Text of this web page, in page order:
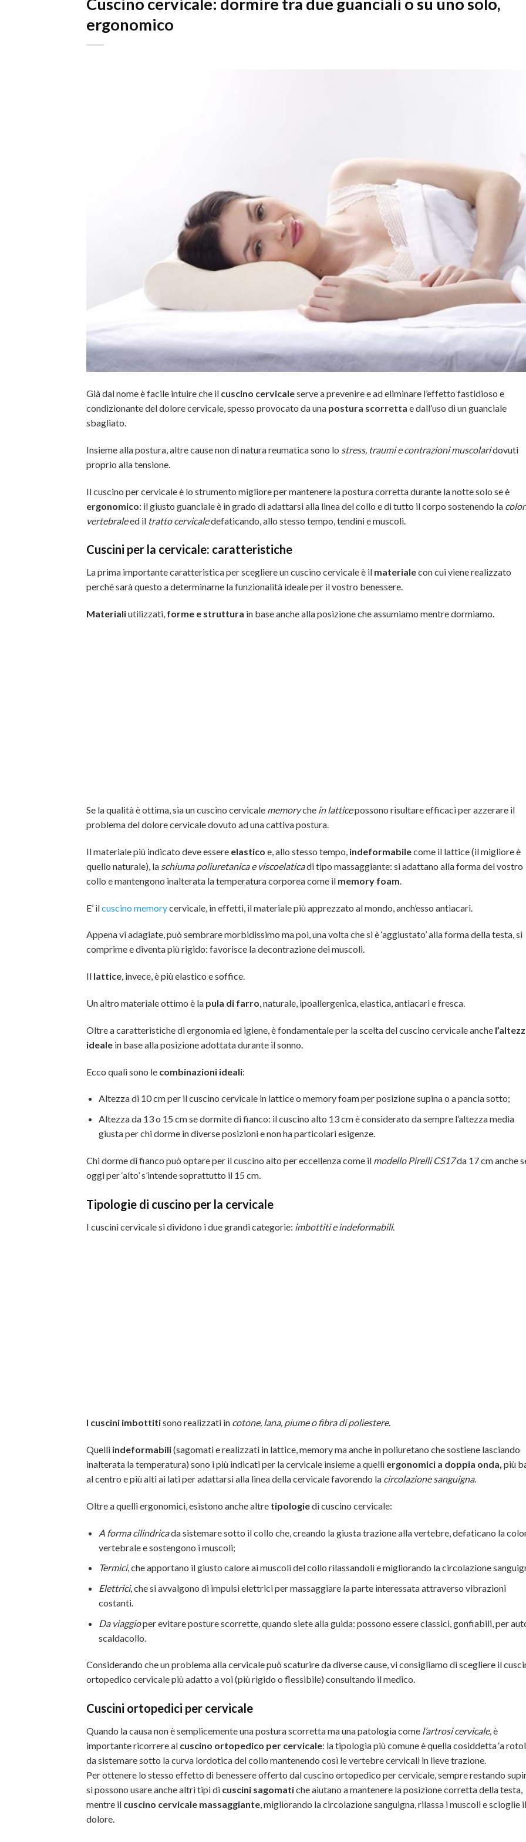
ergonomico
Già dal nome è facile intuire che il cuscino cervicaleserve a prevenire e ad eliminare l’effetto fastidioso e
condizionante del dolore cervicale, spesso provocato da una postura scorretta e dall’uso di un guanciale
sbagliato.
Insieme alla postura, altre cause non di natura reumatica sono lo stress, traumi e contrazioni muscolaridovuti
proprio alla tensione.
Il cuscino per cervicale è lo strumento migliore per mantenere la postura corretta durante la notte solo se è
ergonomico: il giusto guanciale è in grado di adattarsi alla linea del collo e di tutto il corpo sostenendo la
vertebraleed il tratto cervicaledefaticando, allo stesso tempo, tendini e muscoli.
Cuscini per la cervicale: caratteristiche
La prima importante caratteristica per scegliere un cuscino cervicale è il materialecon cui viene realizzato
perché sarà questo a determinarne la funzionalità ideale per il vostro benessere.
Materialiutilizzati, forme e struttura in base anche alla posizione che assumiamo mentre dormiamo.
Se la qualità è ottima, sia un cuscino cervicale memoryche in latticepossono risultare efficaci per azzerare il
problema del dolore cervicale dovuto ad una cattiva postura.
Il materiale più indicato deve essere elastico e, allo stesso tempo, indeformabilecome il lattice (il migliore è
quello naturale), la schiuma poliuretanica e viscoelaticadi tipo massaggiante: si adattano alla forma del vostro
collo e mantengono inalterata la temperatura corporea come il memory foam
E’ ilcuscino memorycervicale, in effetti, il materiale più apprezzato al mondo, anch’esso antiacari.
Appena vi adagiate, può sembrare morbidissimo ma poi, una volta che si è ‘aggiustato’ alla forma della testa, si
comprime e diventa più rigido: favorisce la decontrazione dei muscoli.
Il lattice, invece, è più elastico e soffice.
Un altro materiale ottimo è la pula di farro, naturale, ipoallergenica, elastica, antiacari e fresca.
Oltre a caratteristiche di ergonomia ed igiene, è fondamentale per la scelta del cuscino cervicale anche
ideale in base alla posizione adottata durante il sonno.
Ecco quali sono le combinazioni ideali:
Altezza di 10 cm per il cuscino cervicale in lattice o memory foam per posizione supina o a pancia sotto;
Altezza da 13 o 15 cm se dormite di fianco: il cuscino alto 13 cm è considerato da sempre l’altezza media
giusta per chi dorme in diverse posizioni e non ha particolari esigenze.
Chi dorme di fianco può optare per il cuscino alto per eccellenza come il modello Pirelli CS17da 17 cm anche
oggi per ‘alto’ s’intende soprattutto il 15 cm.
Tipologie di cuscino per la cervicale
I cuscini cervicale si dividono i due grandi categorie: imbottiti e indeformabili.
I cuscini imbottitisono realizzati in cotone, lana, piume o fibra di poliestere.
Quelli indeformabili(sagomati e realizzati in lattice, memory ma anche in poliuretano che sostiene lasciando
inalterata la temperatura) sono i più indicati per la cervicale insieme a quelli ergonomici a doppia onda, più
al centro e più alti ai lati per adattarsi alla linea della cervicale favorendo la circolazione sanguigna.
Oltre a quelli ergonomici, esistono anche altre tipologiedi cuscino cervicale:
A forma cilindricada sistemare sotto il collo che, creando la giusta trazione alla vertebre, defaticano la
vertebrale e sostengono i muscoli;
Termici, che apportano il giusto calore ai muscoli del collo rilassandoli e migliorando la circolazione
Elettrici, che si avvalgono di impulsi elettrici per massaggiare la parte interessata attraverso vibrazioni
costanti.
Da viaggioper evitare posture scorrette, quando siete alla guida: possono essere classici, gonfiabili, per
scaldacollo.
Considerando che un problema alla cervicale può scaturire da diverse cause, vi consigliamo di scegliere il
ortopedico cervicale più adatto a voi (più rigido o flessibile) consultando il medico.
Cuscini ortopedici per cervicale
Quando la causa non è semplicemente una postura scorretta ma una patologia come l’artrosi cervicale, è
importante ricorrere al cuscino ortopedico per cervicale: la tipologia più comune è quella cosiddetta ‘a
da sistemare sotto la curva lordotica del collo mantenendo così le vertebre cervicali in lieve trazione.
Per ottenere lo stesso effetto di benessere offerto dal cuscino ortopedico per cervicale, sempre restando
si possono usare anche altri tipi di cuscini sagomatiche aiutano a mantenere la posizione corretta della testa,
mentre il cuscino cervicale massaggiante, migliorando la circolazione sanguigna, rilassa i muscoli e scioglie il
dolore.